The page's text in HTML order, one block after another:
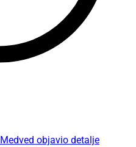
objavio detalje